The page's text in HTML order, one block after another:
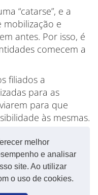
melhor
e analisar
site. Ao utilizar
o uso de cookies.
“catarse”, e a
e
antes. Por isso, é
comecem a
filiados a
para as
para que
às mesmas.